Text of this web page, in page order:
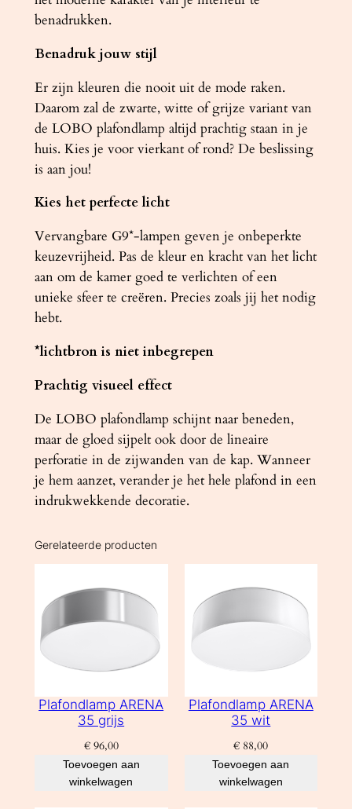
benadrukken.
Benadruk jouw stijl
Er zijn kleuren die nooit uit de mode raken.
Daarom zal de zwarte, witte of grijze variant van
de LOBO plafondlamp altijd prachtig staan ​​in je
huis. Kies je voor vierkant of rond? De beslissing
is aan jou!
Kies het perfecte licht
Vervangbare G9*-lampen geven je onbeperkte
keuzevrijheid. Pas de kleur en kracht van het licht
aan om de kamer goed te verlichten of een
unieke sfeer te creëren. Precies zoals jij het nodig
hebt.
*lichtbron is niet inbegrepen
Prachtig visueel effect
De LOBO plafondlamp schijnt naar beneden,
maar de gloed sijpelt ook door de lineaire
perforatie in de zijwanden van de kap. Wanneer
je hem aanzet, verander je het hele plafond in een
indrukwekkende decoratie.
Gerelateerde producten
Plafondlamp ARENA
35 grijs
€96,00
Toevoegen aan
winkelwagen
Plafondlamp ARENA
35 wit
€ 88,00
Toevoegen aan
winkelwagen